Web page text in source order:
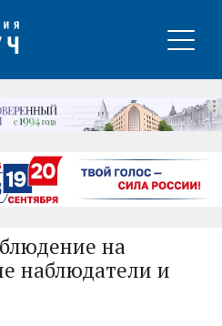
на
наблюдатели и